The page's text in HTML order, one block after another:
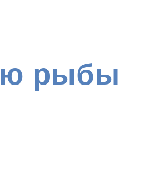
рыбы